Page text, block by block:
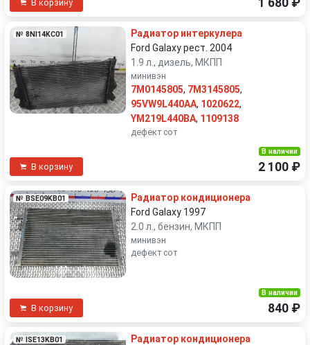
В корзину 1 680 ₽
№ 8NI14KC01
Радиатор интеркулера
Ford Galaxy рест. 2004
1.9 л., дизель, МКПП
минивэн
7M0145805, 7M3145805,
95VW9L440AA, 1020622,
YM219L440BA, 1109138
дефект сот
В корзину
В наличии
2 100 ₽
№ BSE09KB01
Радиатор кондиционера
Ford Galaxy 1997
2.0 л., бензин, МКПП
минивэн
дефект сот
В корзину
В наличии
840 ₽
№ ISE13KB01
Радиатор кондиционера